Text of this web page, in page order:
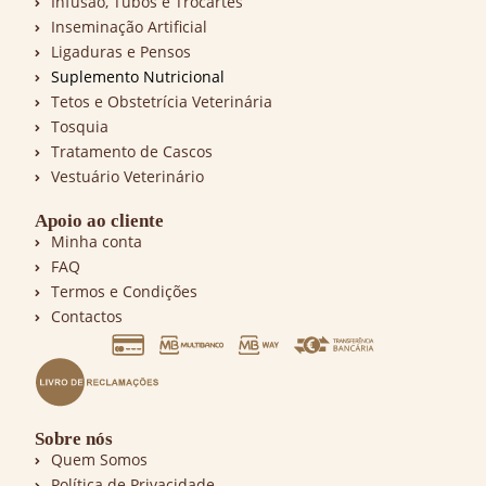
Inseminação Artificial
Ligaduras e Pensos
Suplemento Nutricional
Tetos e Obstetrícia Veterinária
Tosquia
Tratamento de Cascos
Vestuário Veterinário
Apoio ao cliente
Minha conta
FAQ
Termos e Condições
Contactos
Sobre nós
Quem Somos